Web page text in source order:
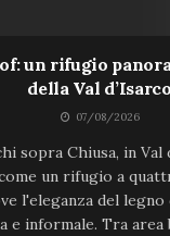
un rifugio
della Val d’Isarco
07/08/2026
sopra Chiusa, in
un rifugio a
l'eleganza del
e informale. Tra